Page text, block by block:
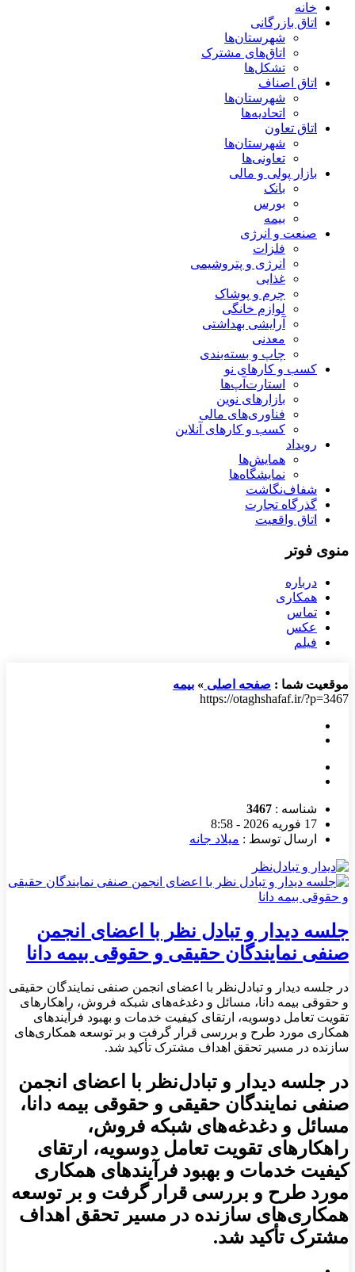
خانه
اتاق بازرگانی
شهرستان‌ها
اتاق‌های مشترک
تشکل‌ها
اتاق اصناف
شهرستان‌ها
اتحادیه‌ها
اتاق تعاون
شهرستان‌ها
تعاونی‌ها
بازار پولی و مالی
بانک
بورس
بیمه
صنعت و انرژی
فلزات
انرژی و پتروشیمی
غذایی
چرم و پوشاک
لوازم خانگی
آرایشی بهداشتی
معدنی
چاپ و بسته‌بندی
کسب و کارهای نو
استارت‌آپ‌ها
بازارهای نوین
فناوری‌های مالی
کسب و کارهای آنلاین
رویداد
همایش‌ها
نمایشگاه‌ها
شفاف‌نگاشت
گذرگاه تجارت
اتاق واقعیت
منوی فوتر
درباره
همکاری
تماس
عکس
فیلم
موقعیت شما : صفحه اصلی » بیمه
https://otaghshafaf.ir/?p=3467
شناسه : 3467
17 فوریه 2026 - 8:58
ارسال توسط : میلاد جانه
جلسه دیدار و تبادل نظر با اعضای انجمن‌
صنفی نمایندگان حقیقی و حقوقی بیمه دانا
در جلسه دیدار و تبادل‌نظر با اعضای انجمن‌ صنفی نمایندگان حقیقی
و حقوقی بیمه دانا، مسائل و دغدغه‌های شبکه فروش، راهکارهای
تقویت تعامل دوسویه، ارتقای کیفیت خدمات و بهبود فرآیندهای
همکاری مورد طرح و بررسی قرار گرفت و بر توسعه همکاری‌های
سازنده در مسیر تحقق اهداف مشترک تأکید شد.
در جلسه دیدار و تبادل‌نظر با اعضای انجمن‌
صنفی نمایندگان حقیقی و حقوقی بیمه دانا،
مسائل و دغدغه‌های شبکه فروش،
راهکارهای تقویت تعامل دوسویه، ارتقای
کیفیت خدمات و بهبود فرآیندهای همکاری
مورد طرح و بررسی قرار گرفت و بر توسعه
همکاری‌های سازنده در مسیر تحقق اهداف
مشترک تأکید شد.